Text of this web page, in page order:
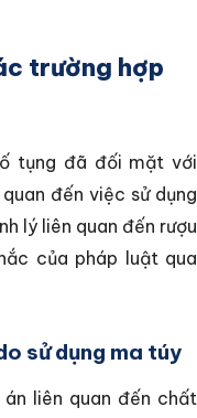
trường hợp
tụng đã đối mặt với
đến việc sử dụng
lý liên quan đến rượu
của pháp luật qua
sử dụng ma túy
liên quan đến chất